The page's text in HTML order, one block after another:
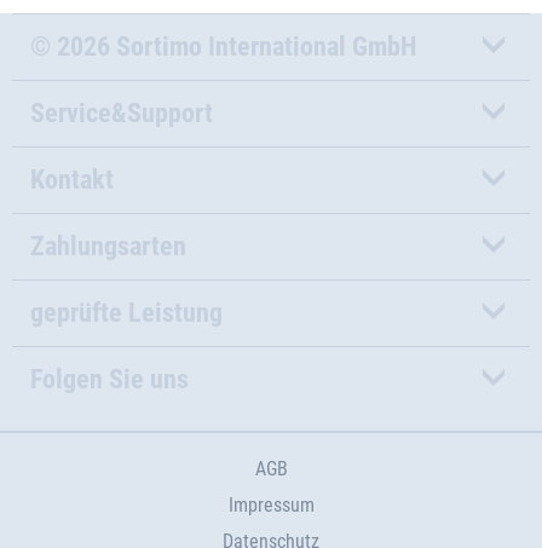
© 2026 Sortimo International GmbH
Service&Support
Kontakt
Zahlungsarten
geprüfte Leistung
Folgen Sie uns
AGB
Impressum
Datenschutz